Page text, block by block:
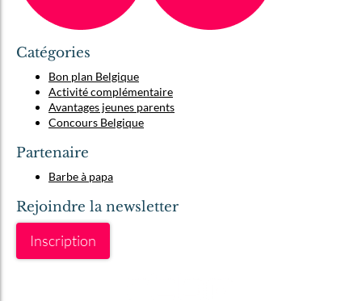
Catégories
Bon plan Belgique
Activité complémentaire
Avantages jeunes parents
Concours Belgique
Partenaire
Barbe à papa
Rejoindre la newsletter
Inscription